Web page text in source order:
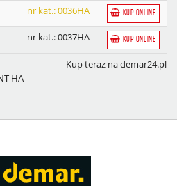
nr kat.: 0036HA KUP ONLINE
nr kat.: 0037HA KUP ONLINE
Kup teraz na demar24.pl
HA